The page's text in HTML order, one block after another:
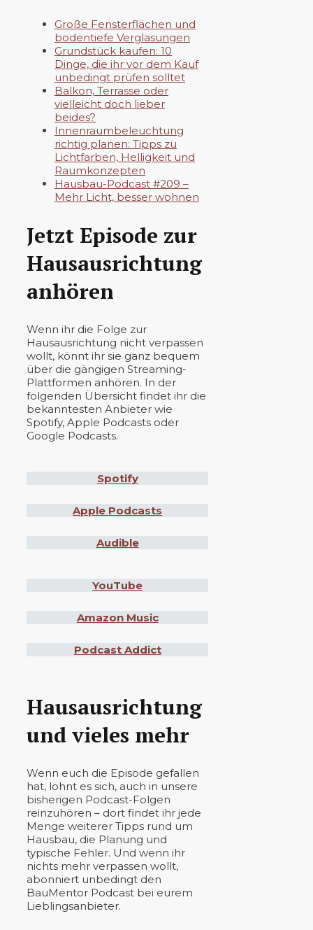
Große Fensterflächen und
bodentiefe Verglasungen
Grundstück kaufen: 10
Dinge, die ihr vor dem Kauf
unbedingt prüfen solltet
Balkon, Terrasse oder
vielleicht doch lieber
beides?
Innenraumbeleuchtung
richtig planen: Tipps zu
Lichtfarben, Helligkeit und
Raumkonzepten
Hausbau-Podcast #209 –
Mehr Licht, besser wohnen
Jetzt Episode zur
Hausausrichtung
anhören
Wenn ihr die Folge zur
Hausausrichtung nicht verpassen
wollt, könnt ihr sie ganz bequem
über die gängigen Streaming-
Plattformen anhören. In der
folgenden Übersicht findet ihr die
bekanntesten Anbieter wie
Spotify, Apple Podcasts oder
Google Podcasts.
Spotify
Apple Podcasts
Audible
YouTube
Amazon Music
Podcast Addict
Hausausrichtung
und vieles mehr
Wenn euch die Episode gefallen
hat, lohnt es sich, auch in unsere
bisherigen Podcast-Folgen
reinzuhören – dort findet ihr jede
Menge weiterer Tipps rund um
Hausbau, die Planung und
typische Fehler. Und wenn ihr
nichts mehr verpassen wollt,
abonniert unbedingt den
BauMentor Podcast bei eurem
Lieblingsanbieter.